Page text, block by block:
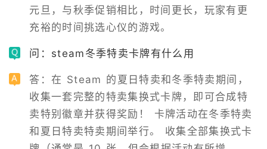
元旦，与秋季促销相比，时间更长，玩家有更
充裕的时间挑选心仪的游戏。
问：steam冬季特卖卡牌有什么用
答：在 Steam 的夏日特卖和冬季特卖期间，
收集一套完整的特卖集换式卡牌，即可合成特
卖特别徽章并获得奖励！ 卡牌活动在冬季特卖
和夏日特卖特卖期间举行。 收集全部集换式卡